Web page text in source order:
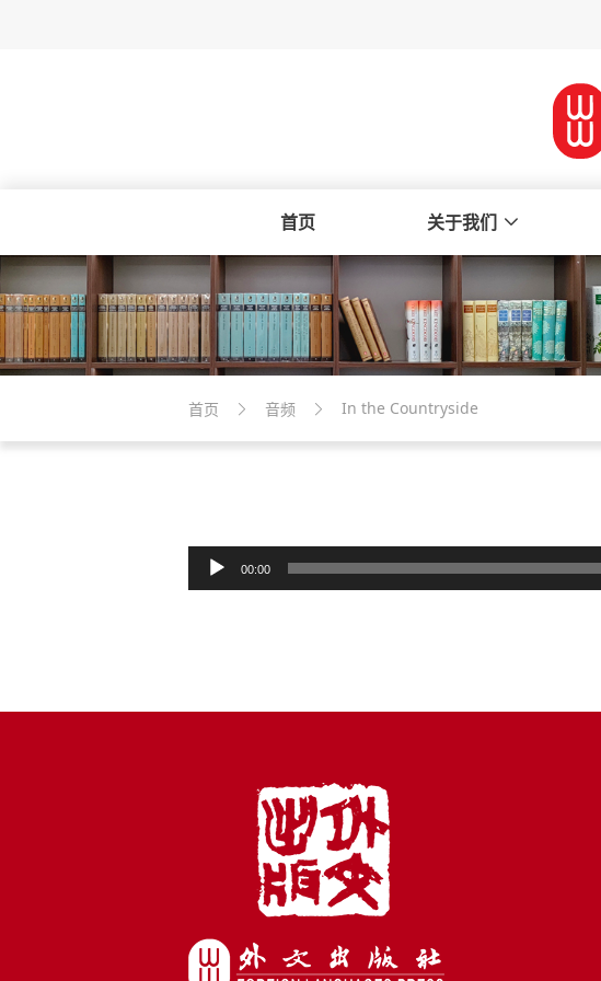
首页 关于我们
首页 音频 In the Countryside
频
00:00